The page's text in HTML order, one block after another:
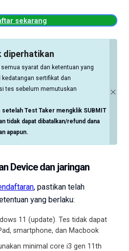
sekarang
diperhatikan
syarat dan ketentuan yang
sertifikat dan
tes sebelum memutuskan
setelah Test Taker mengklik SUBMIT
tidak dapat dibatalkan/refund dana
apapun.
Device dan jaringan
, pastikan telah
yang berlaku:
11 (update). Tes tidak dapat
smartphone, dan Macbook
minimal core i3 gen 11th